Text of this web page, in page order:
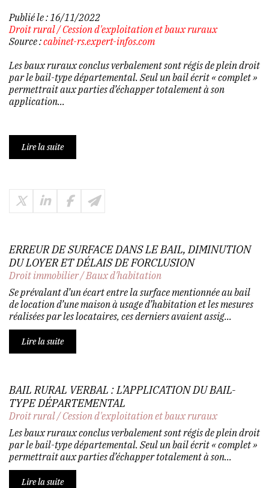
Publié le : 16/11/2022
Droit rural/Cession d'exploitation et baux ruraux
Source :cabinet-rs.expert-infos.com
Les baux ruraux conclus verbalement sont régis de plein droit
par le bail-type départemental. Seul un bail écrit « complet »
permettrait aux parties d’échapper totalement à son
application...
Lire la suite
ERREUR DE SURFACE DANS LE BAIL, DIMINUTION
DU LOYER ET DÉLAIS DE FORCLUSION
Droit immobilier/Baux d'habitation
Se prévalant d’un écart entre la surface mentionnée au bail
de location d’une maison à usage d’habitation et les mesures
réalisées par les locataires, ces derniers avaient assig...
Lire la suite
BAIL RURAL VERBAL : L’APPLICATION DU BAIL-
TYPE DÉPARTEMENTAL
Droit rural/Cession d'exploitation et baux ruraux
Les baux ruraux conclus verbalement sont régis de plein droit
par le bail-type départemental. Seul un bail écrit « complet »
permettrait aux parties d’échapper totalement à son...
Lire la suite